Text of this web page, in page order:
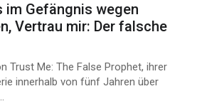
Gefängnis wegen
Vertrau mir: Der falsche
Trust Me: The False Prophet, ihrer
innerhalb von fünf Jahren über